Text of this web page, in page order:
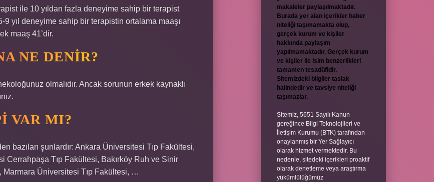
ile 10 yıldan fazla deneyime sahip bir terapist
yıl deneyime sahip bir terapistin ortalama maaşı
maaş 41’dir.
NE DENIR?
olmalıdır. Ancak sorunun erkek kaynaklı
VAR MI?
bazıları şunlardır: Ankara Üniversitesi Tıp Fakültesi,
Cerrahpaşa Tıp Fakültesi, Bakırköy Ruh ve Sinir
Marmara Üniversitesi Tıp Fakültesi, …
makaleler paylaşılmaktadır.
Burada yer alan içerikler haber
niteliği taşımamakta olup,
gerçek kurum ve kişiler
hakkında paylaşım
yapılmamaktadır. Gerçek kurum
ve kişiler ile isim benzerlikleri
tamamen tesadüfidir.
Sitemizdeki bilgiler taslak
halindedir ve tavsiye niteliği
taşımazlar.
Sitemiz, 5651 Sayılı Kanun
gereğince Bilgi Teknolojileri ve
İletişim Kurumu (BTK) tarafından
onaylanmış bir Yer Sağlayıcı
olarak hizmet vermektedir. Bu
nedenle, sitedeki içerikleri proaktif
olarak denetleme veya araştırma
yükümlülüğümüz